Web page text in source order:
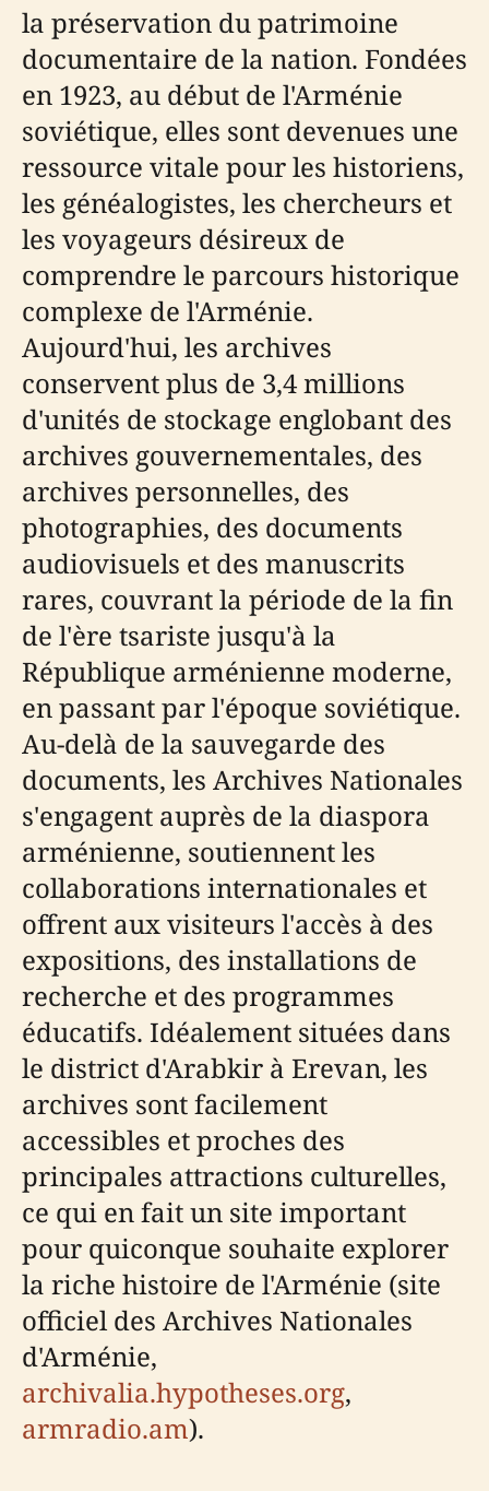
la préservation du patrimoine
documentaire de la nation. Fondées
en 1923, au début de l'Arménie
soviétique, elles sont devenues une
ressource vitale pour les historiens,
les généalogistes, les chercheurs et
les voyageurs désireux de
comprendre le parcours historique
complexe de l'Arménie.
Aujourd'hui, les archives
conservent plus de 3,4 millions
d'unités de stockage englobant des
archives gouvernementales, des
archives personnelles, des
photographies, des documents
audiovisuels et des manuscrits
rares, couvrant la période de la fin
de l'ère tsariste jusqu'à la
République arménienne moderne,
en passant par l'époque soviétique.
Au-delà de la sauvegarde des
documents, les Archives Nationales
s'engagent auprès de la diaspora
arménienne, soutiennent les
collaborations internationales et
offrent aux visiteurs l'accès à des
expositions, des installations de
recherche et des programmes
éducatifs. Idéalement situées dans
le district d'Arabkir à Erevan, les
archives sont facilement
accessibles et proches des
principales attractions culturelles,
ce qui en fait un site important
pour quiconque souhaite explorer
la riche histoire de l'Arménie (site
officiel des Archives Nationales
d'Arménie,
archivalia.hypotheses.org,
armradio.am).